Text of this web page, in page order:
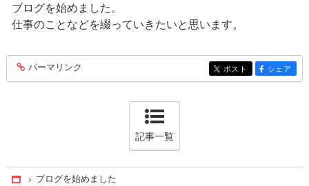
ブログを始めました。
仕事のことなどを綴っていきたいと思います。
entry111
パーマリンク entry111
ポスト entry111
シェア
記事一覧
Home
ブログを始めました